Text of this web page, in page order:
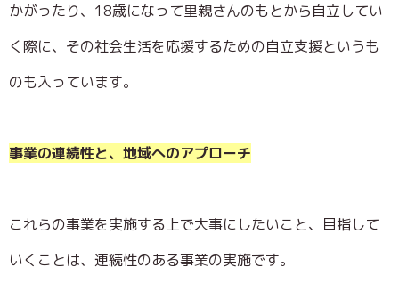
かがったり、18歳になって里親さんのもとから自立してい
く際に、その社会生活を応援するための自立支援というも
のも入っています。
事業の連続性と、地域へのアプローチ
これらの事業を実施する上で大事にしたいこと、目指して
いくことは、連続性のある事業の実施です。